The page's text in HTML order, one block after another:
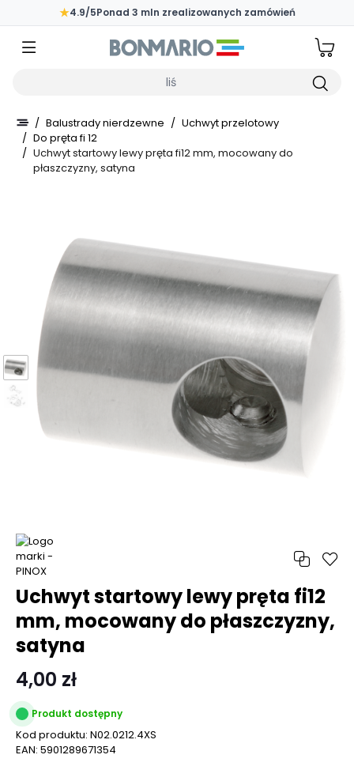
Przejdź do głównej zawartości strony
★4.9/5Ponad 3 mln zrealizowanych zamówień
/ Balustrady nierdzewne / Uchwyt przelotowy
/ Do pręta fi 12
/ Uchwyt startowy lewy pręta fi12 mm, mocowany do
płaszczyzny, satyna
Uchwyt startowy lewy pręta fi12
mm, mocowany do płaszczyzny,
satyna
4,00 zł
Produkt dostępny
Kod produktu: N02.0212.4XS
EAN: 5901289671354